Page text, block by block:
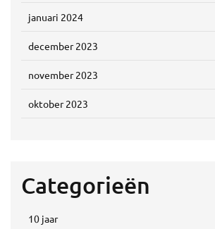
januari 2024
december 2023
november 2023
oktober 2023
Categorieën
10 jaar